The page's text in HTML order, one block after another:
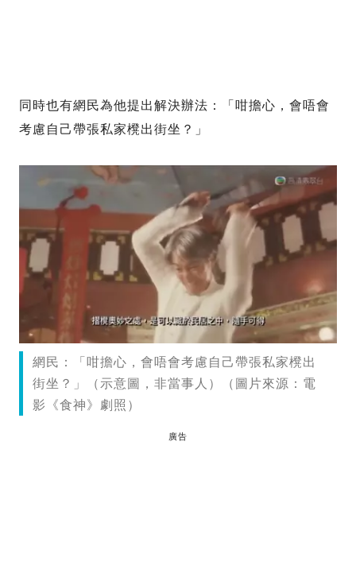
同時也有網民為他提出解決辦法：「咁擔心，會唔會
考慮自己帶張私家櫈出街坐？」
網民：「咁擔心，會唔會考慮自己帶張私家櫈出
街坐？」（示意圖，非當事人）（圖片來源：電
影《食神》劇照）
廣告